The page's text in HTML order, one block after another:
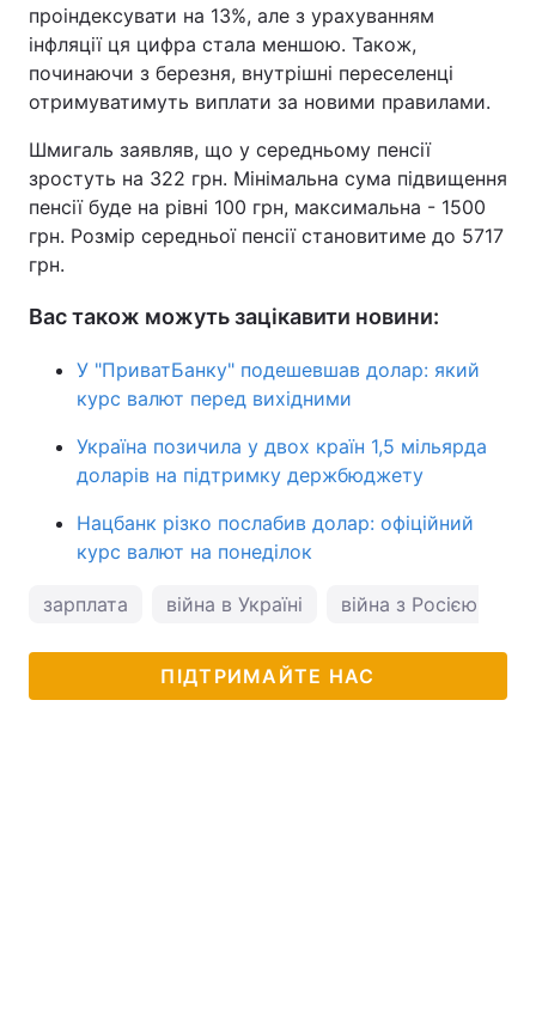
проіндексувати на 13%, але з урахуванням
інфляції ця цифра стала меншою. Також,
починаючи з березня, внутрішні переселенці
отримуватимуть виплати за новими правилами.
Шмигаль заявляв, що у середньому пенсії
зростуть на 322 грн. Мінімальна сума підвищення
пенсії буде на рівні 100 грн, максимальна - 1500
грн. Розмір середньої пенсії становитиме до 5717
грн.
Вас також можуть зацікавити новини:
У "ПриватБанку" подешевшав долар: який
курс валют перед вихідними
Україна позичила у двох країн 1,5 мільярда
доларів на підтримку держбюджету
Нацбанк різко послабив долар: офіційний
курс валют на понеділок
зарплата війна в Україні війна з Росією
ПІДТРИМАЙТЕ НАС